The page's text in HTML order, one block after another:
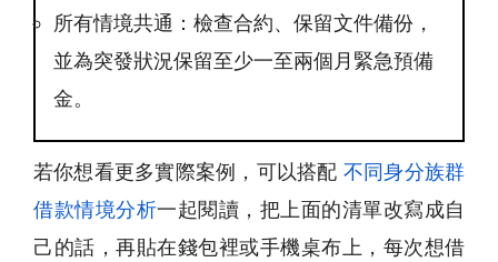
所有情境共通：檢查合約、保留文件備份，
並為突發狀況保留至少一至兩個月緊急預備
金。
若你想看更多實際案例，可以搭配 不同身分族群
借款情境分析一起閱讀，把上面的清單改寫成自
己的話，再貼在錢包裡或手機桌布上，每次想借